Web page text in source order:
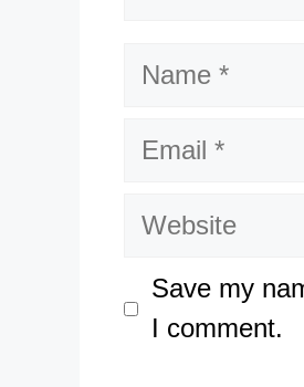
Name
Email
Website
Save my
I comment.